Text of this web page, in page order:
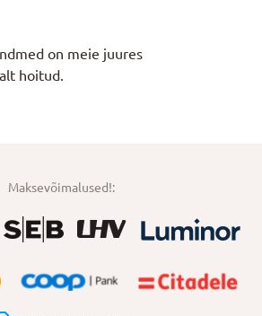
on meie juures
hoitud.
Maksevõimalused!: